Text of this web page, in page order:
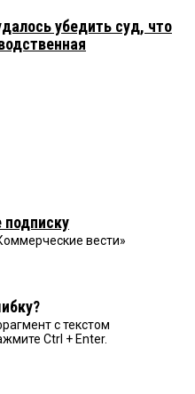
убедить суд, что
вести»
с текстом
Ctrl + Enter.